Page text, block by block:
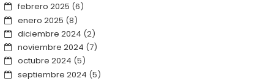
febrero 2025 (6)
enero 2025 (8)
diciembre 2024 (2)
noviembre 2024 (7)
octubre 2024 (5)
septiembre 2024 (5)